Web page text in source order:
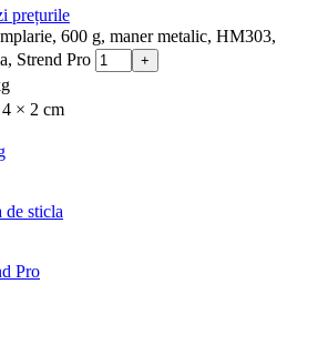
prețurile
600 g, maner metalic, HM303,
Strend Pro
× 2 cm
de sticla
Pro